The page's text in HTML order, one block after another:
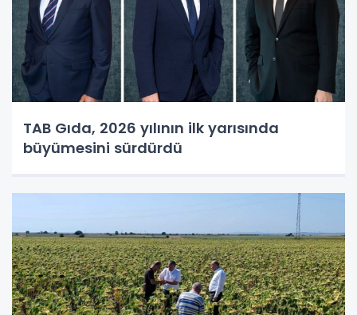
TAB Gıda, 2026 yılının ilk yarısında
büyümesini sürdürdü